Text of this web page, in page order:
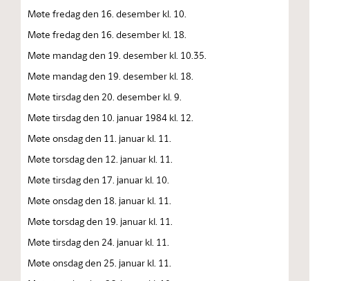
Møte fredag den 16. desember kl. 10.
Møte fredag den 16. desember kl. 18.
Møte mandag den 19. desember kl. 10.35.
Møte mandag den 19. desember kl. 18.
Møte tirsdag den 20. desember kl. 9.
Møte tirsdag den 10. januar 1984 kl. 12.
Møte onsdag den 11. januar kl. 11.
Møte torsdag den 12. januar kl. 11.
Møte tirsdag den 17. januar kl. 10.
Møte onsdag den 18. januar kl. 11.
Møte torsdag den 19. januar kl. 11.
Møte tirsdag den 24. januar kl. 11.
Møte onsdag den 25. januar kl. 11.